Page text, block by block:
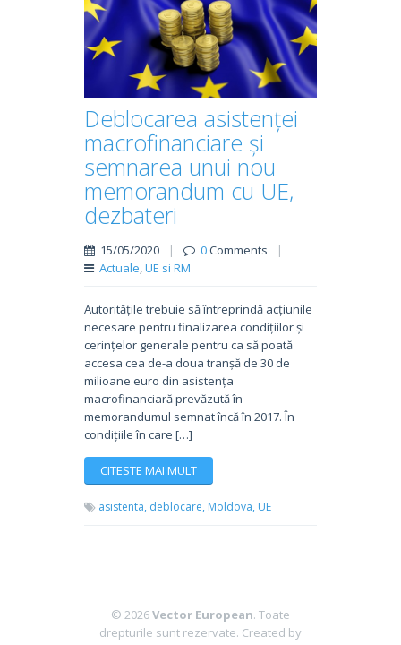
Deblocarea asistenței
macrofinanciare și
semnarea unui nou
memorandum cu UE,
dezbateri
15/05/2020 | 0Comments
|
Actuale,UE si RM
Autoritățile trebuie să întreprindă acțiunile
necesare pentru finalizarea condițiilor și
cerințelor generale pentru ca să poată
accesa cea de-a doua tranșă de 30 de
milioane euro din asistența
macrofinanciară prevăzută în
memorandumul semnat încă în 2017. În
condițiile în care […]
CITESTE MAI MULT
asistenta, deblocare, Moldova, UE
© 2026Vector European. Toate
drepturile sunt rezervate. Created by